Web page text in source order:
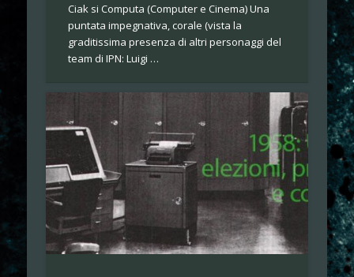
Ciak si Computa (Computer e Cinema) Una
puntata impegnativa, corale (vista la
graditissima presenza di altri personaggi del
team di IPN: Luigi …